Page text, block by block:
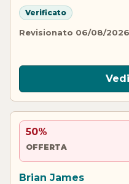
Verificato
Revisionato 06/08/2026
50%
OFFERTA
Brian James